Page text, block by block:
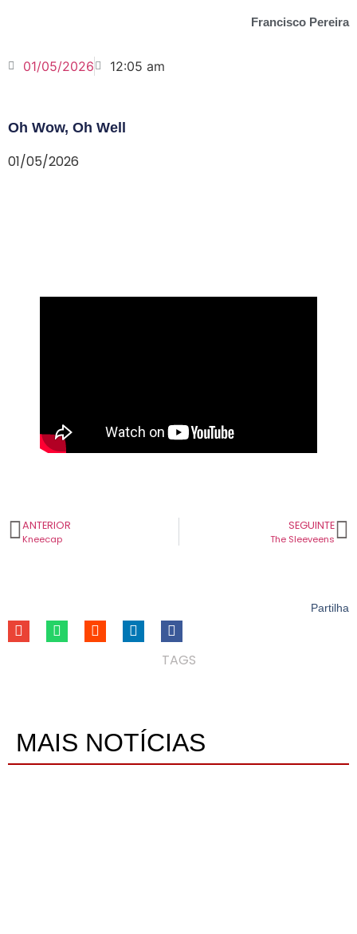
Francisco Pereira
01/05/2026 12:05 am
Oh Wow, Oh Well
01/05/2026
ANTERIOR
Kneecap
SEGUINTE
The Sleeveens
Partilha
TAGS
MAIS NOTÍCIAS